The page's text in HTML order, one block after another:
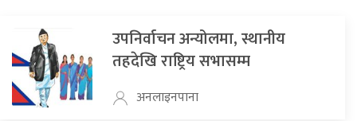
उपनिर्वाचन अन्योलमा, स्थानीय
तहदेखि राष्ट्रिय सभासम्म
अनलाइनपाना